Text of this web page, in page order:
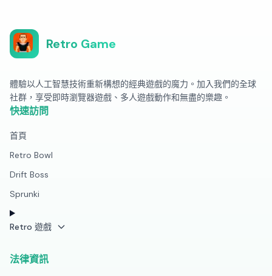
Retro Game
體驗以人工智慧技術重新構想的經典遊戲的魔力。加入我們的全球
社群，享受即時瀏覽器遊戲、多人遊戲動作和無盡的樂趣。
快速訪問
首頁
Retro Bowl
Drift Boss
Sprunki
Retro 遊戲
法律資訊